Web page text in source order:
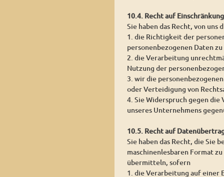
10.4. Recht auf
Sie haben das Recht, von
1. die Richtigkeit der
personenbezogenen Daten
2. die Verarbeitung
Nutzung der
3. wir die
oder Verteidigung von
4. Sie Widerspruch gegen
unseres Unternehmens
10.5. Recht auf
Sie haben das Recht, die Sie
maschinenlesbaren Format
übermitteln, sofern
1. die Verarbeitung auf einer